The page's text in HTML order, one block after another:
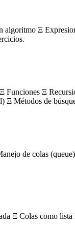
Ξ
Funciones Ξ
Ξ Métodos de
de colas
Ξ Colas como